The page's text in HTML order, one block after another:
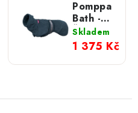
Pomppa
Bath -
Župan
Midnight
Skladem
1 375 Kč